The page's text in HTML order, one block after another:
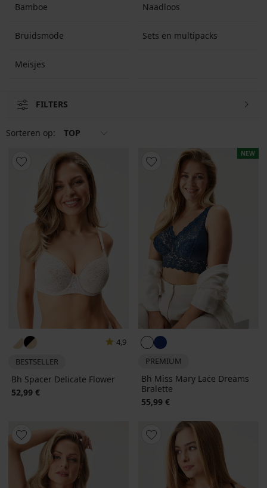
Bamboe Naadloos
Bruidsmode Sets en multipacks
Meisjes
FILTERS
Sorteren op: TOP
4,9
BESTSELLER
Bh Spacer Delicate Flower
52,99 €
NEW
PREMIUM
Bh Miss Mary Lace Dreams
Bralette
55,99 €